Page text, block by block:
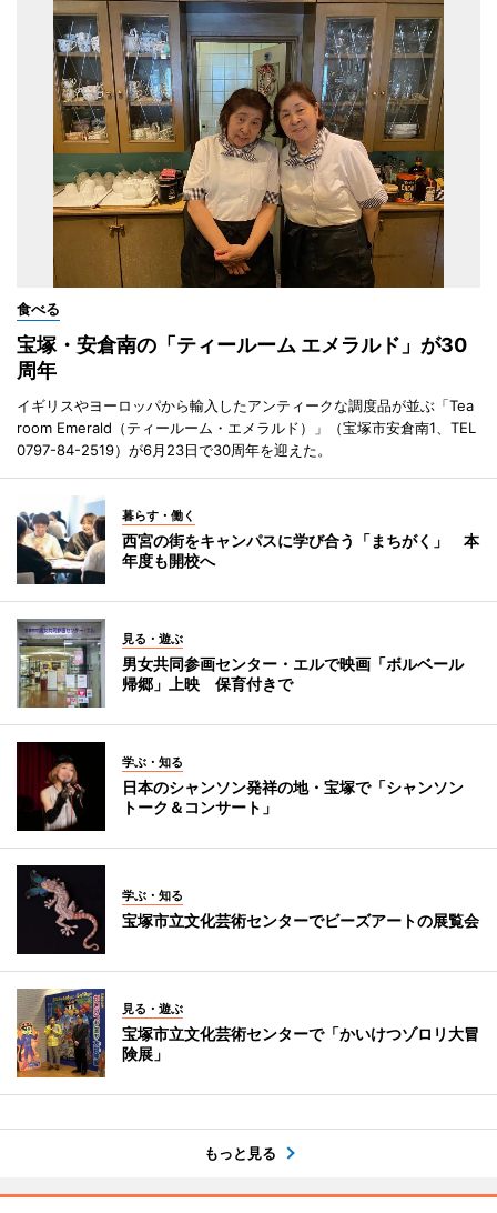
食べる
宝塚・安倉南の「ティールーム エメラルド」が30
周年
イギリスやヨーロッパから輸入したアンティークな調度品が並ぶ「Tea
room Emerald（ティールーム・エメラルド）」（宝塚市安倉南1、TEL
0797-84-2519）が6月23日で30周年を迎えた。
暮らす・働く
西宮の街をキャンパスに学び合う「まちがく」 本
年度も開校へ
見る・遊ぶ
男女共同参画センター・エルで映画「ボルベール
帰郷」上映 保育付きで
学ぶ・知る
日本のシャンソン発祥の地・宝塚で「シャンソン
トーク＆コンサート」
学ぶ・知る
宝塚市立文化芸術センターでビーズアートの展覧会
見る・遊ぶ
宝塚市立文化芸術センターで「かいけつゾロリ大冒
険展」
もっと見る